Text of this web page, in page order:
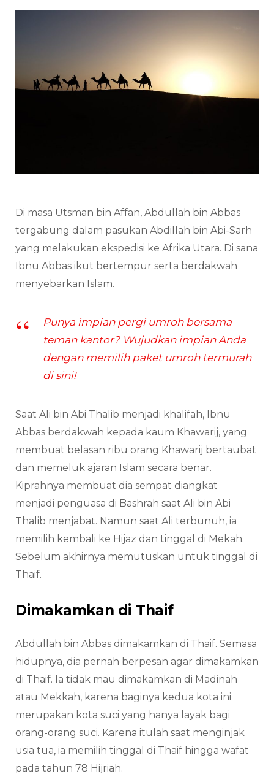
Di masa Utsman bin Affan, Abdullah bin Abbas
tergabung dalam pasukan Abdillah bin Abi-Sarh
yang melakukan ekspedisi ke Afrika Utara. Di sana
Ibnu Abbas ikut bertempur serta berdakwah
menyebarkan Islam.
Punya impian pergi umroh bersama
teman kantor? Wujudkan impian Anda
dengan memilih paket umroh termurah
di sini!
Saat Ali bin Abi Thalib menjadi khalifah, Ibnu
Abbas berdakwah kepada kaum Khawarij, yang
membuat belasan ribu orang Khawarij bertaubat
dan memeluk ajaran Islam secara benar.
Kiprahnya membuat dia sempat diangkat
menjadi penguasa di Bashrah saat Ali bin Abi
Thalib menjabat. Namun saat Ali terbunuh, ia
memilih kembali ke Hijaz dan tinggal di Mekah.
Sebelum akhirnya memutuskan untuk tinggal di
Thaif.
Dimakamkan di Thaif
Abdullah bin Abbas dimakamkan di Thaif. Semasa
hidupnya, dia pernah berpesan agar dimakamkan
di Thaif. Ia tidak mau dimakamkan di Madinah
atau Mekkah, karena baginya kedua kota ini
merupakan kota suci yang hanya layak bagi
orang-orang suci. Karena itulah saat menginjak
usia tua, ia memilih tinggal di Thaif hingga wafat
pada tahun 78 Hijriah.